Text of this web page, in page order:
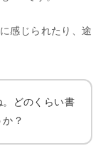
感じられたり、途
どのくらい書
？